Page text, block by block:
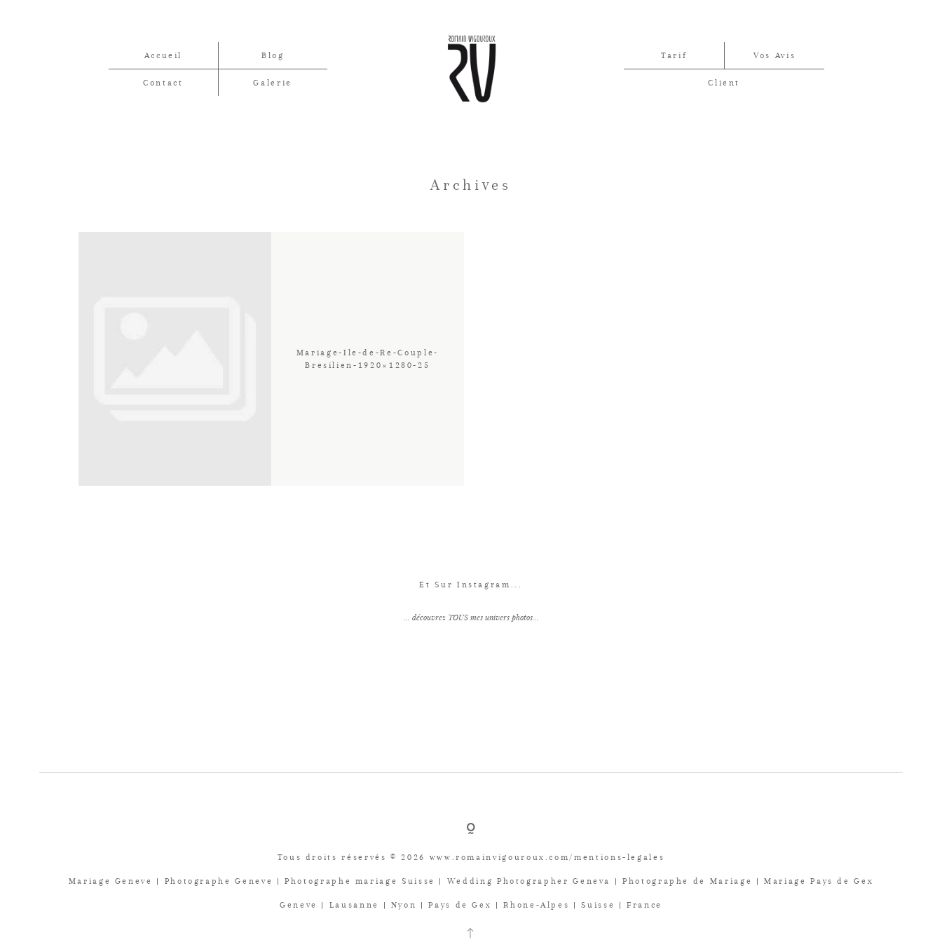
Accueil Blog
Contact Galerie
Tarif Vos Avis
Client
Archives
Mariage-Ile-de-Re-Couple-
Bresilien-1920×1280-25
Et Sur Instagram...
... découvrez TOUS mes univers photos...
Tous droits réservés © 2026 www.romainvigouroux.com/mentions-legales
Mariage Geneve | Photographe Geneve | Photographe mariage Suisse | Wedding Photographer Geneva | Photographe de Mariage | Mariage Pays de Gex
Geneve | Lausanne | Nyon | Pays de Gex | Rhone-Alpes | Suisse | France